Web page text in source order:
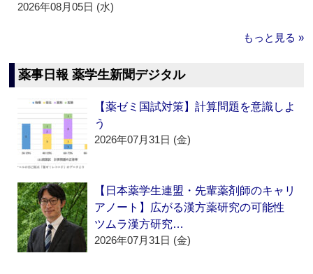
2026年08月05日 (水)
もっと見る »
薬事日報 薬学生新聞デジタル
【薬ゼミ国試対策】計算問題を意識しよ
う
2026年07月31日 (金)
【日本薬学生連盟・先輩薬剤師のキャリ
アノート】広がる漢方薬研究の可能性
ツムラ漢方研究…
2026年07月31日 (金)